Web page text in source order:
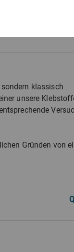
klassisch
unsere
Gründen von